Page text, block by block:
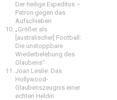
Der heilige Expeditus –
Patron gegen das
Aufschieben
„Größer als
[australischer] Football:
Die unstoppbare
Wiederbelebung des
Glaubens“
Joan Leslie: Das
Hollywood-
Glaubenszeugnis einer
echten Heldin